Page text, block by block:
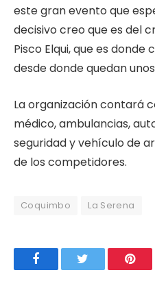
este gran evento que
decisivo creo que es del
Pisco Elqui, que es donde
desde donde quedan
La organización contará
médico, ambulancias,
seguridad y vehículo de
de los competidores.
Coquimbo La Serena
Facebook